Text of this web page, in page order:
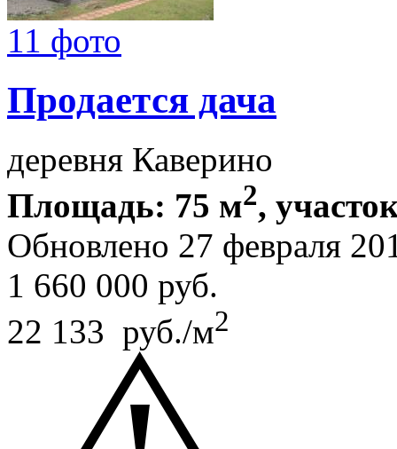
11 фото
Продается дача
деревня Каверино
Площадь: 75 м2,
Обновлено 27 февраля
1 660 000 руб.
22 133 руб./м2